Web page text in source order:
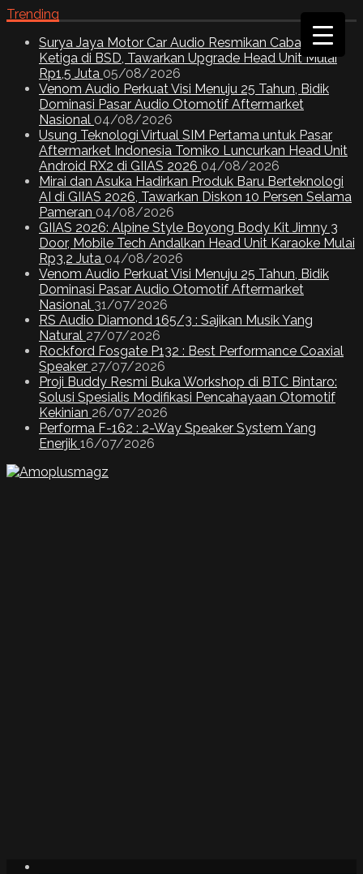
Trending
Surya Jaya Motor Car Audio Resmikan Cabang
Ketiga di BSD, Tawarkan Upgrade Head Unit Mulai
Rp1,5 Juta 05/08/2026
Venom Audio Perkuat Visi Menuju 25 Tahun, Bidik
Dominasi Pasar Audio Otomotif Aftermarket
Nasional 04/08/2026
Usung Teknologi Virtual SIM Pertama untuk Pasar
Aftermarket Indonesia Tomiko Luncurkan Head Unit
Android RX2 di GIIAS 2026 04/08/2026
Mirai dan Asuka Hadirkan Produk Baru Berteknologi
AI di GIIAS 2026, Tawarkan Diskon 10 Persen Selama
Pameran 04/08/2026
GIIAS 2026: Alpine Style Boyong Body Kit Jimny 3
Door, Mobile Tech Andalkan Head Unit Karaoke Mulai
Rp3,2 Juta 04/08/2026
Venom Audio Perkuat Visi Menuju 25 Tahun, Bidik
Dominasi Pasar Audio Otomotif Aftermarket
Nasional 31/07/2026
RS Audio Diamond 165/3 : Sajikan Musik Yang
Natural 27/07/2026
Rockford Fosgate P132 : Best Performance Coaxial
Speaker 27/07/2026
Proji Buddy Resmi Buka Workshop di BTC Bintaro:
Solusi Spesialis Modifikasi Pencahayaan Otomotif
Kekinian 26/07/2026
Performa F-162 : 2-Way Speaker System Yang
Enerjik 16/07/2026